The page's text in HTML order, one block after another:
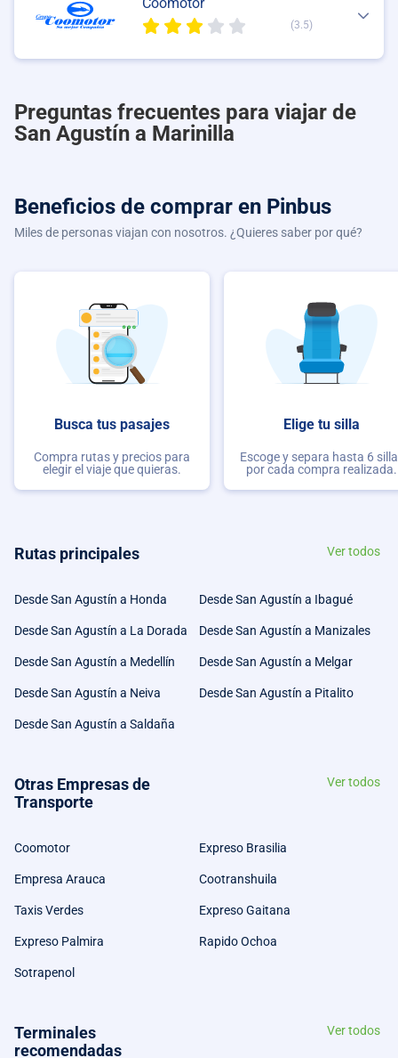
(3.5)
Preguntas frecuentes para viajar de
San Agustín a Marinilla
Beneficios de comprar en Pinbus
Miles de personas viajan con nosotros. ¿Quieres saber por qué?
Busca tus pasajes
Compra rutas y precios para
elegir el viaje que quieras.
Elige tu silla
Escoge y separa hasta 6
por cada compra realizada.
Rutas principales Ver todos
Desde San Agustín a Honda Desde San Agustín a Ibagué
Desde San Agustín a La Dorada Desde San Agustín a Manizales
Desde San Agustín a Medellín Desde San Agustín a Melgar
Desde San Agustín a Neiva Desde San Agustín a Pitalito
Desde San Agustín a Saldaña
Otras Empresas de
Transporte
Ver todos
Coomotor Expreso Brasilia
Empresa Arauca Cootranshuila
Taxis Verdes Expreso Gaitana
Expreso Palmira Rapido Ochoa
Sotrapenol
Terminales
recomendadas
Ver todos